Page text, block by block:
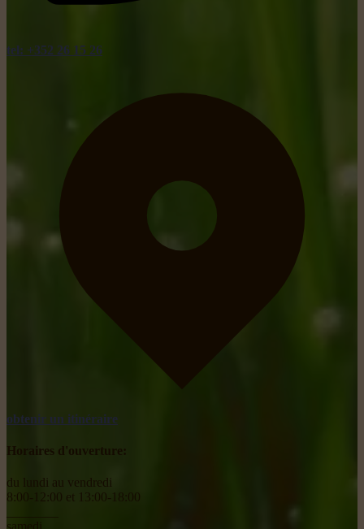
tel: +352 26 15 26
obtenir un itinéraire
Horaires d'ouverture:
du lundi au vendredi
8:00-12:00 et 13:00-18:00
samedi